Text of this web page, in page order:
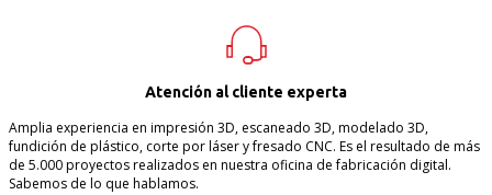
Atención al cliente experta
Amplia experiencia en impresión 3D, escaneado 3D, modelado 3D,
fundición de plástico, corte por láser y fresado CNC. Es el resultado de más
de 5.000 proyectos realizados en nuestra oficina de fabricación digital.
Sabemos de lo que hablamos.